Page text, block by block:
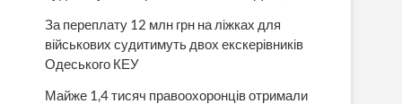
За переплату 12 млн грн на ліжках для
військових судитимуть двох екскерівників
Одеського КЕУ
Майже 1,4 тисяч правоохоронців отримали